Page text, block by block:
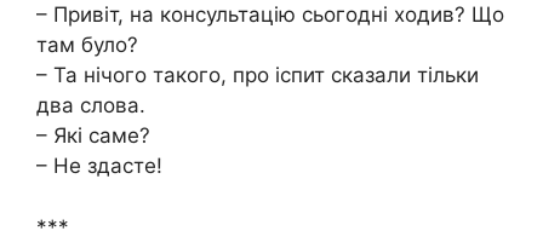
– Привіт, на консультацію сьогодні ходив? Що
там було?
– Та нічого такого, про іспит сказали тільки
два слова.
– Які саме?
– Не здасте!
***